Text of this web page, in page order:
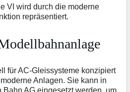
VI wird durch die moderne
repräsentiert.
für AC-Gleissysteme konzipiert
Anlagen. Sie kann in
AG eingesetzt werden, um